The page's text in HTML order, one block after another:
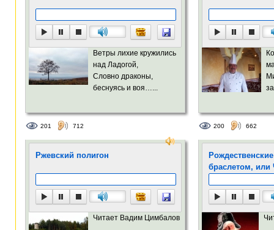
Ветры лихие кружились
над Ладогой,
Словно драконы,
беснуясь и воя…...
201 712 200 662
Ржевский полигон
Читает Вадим Цимбалов
браслетом, или